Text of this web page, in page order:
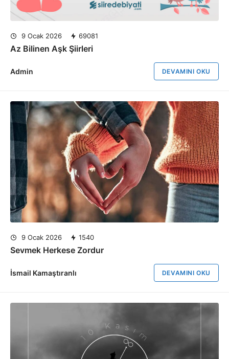
9 Ocak 2026 69081
Az Bilinen Aşk Şiirleri
Admin DEVAMINI OKU
9 Ocak 2026 1540
Sevmek Herkese Zordur
İsmail Kamaştıranlı DEVAMINI OKU